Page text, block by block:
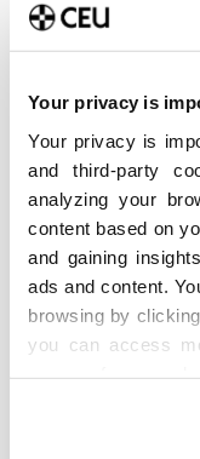
Your privacy is
Your privacy is
and third-party
analyzing your
content based on
and gaining
ads and content.
browsing by
you can access
Últimas